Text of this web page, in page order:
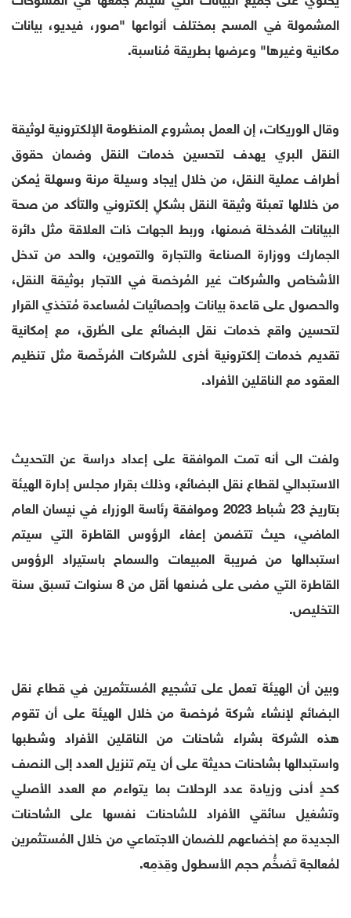
المشمولة في المسح بمختلف أنواعها "صور، فيديو، بيانات
مكانية وغيرها" وعرضها بطريقة مُناسبة.
وقال الوريكات، إن العمل بمشروع المنظومة الإلكترونية لوثيقة
النقل البري يهدف لتحسين خدمات النقل وضمان حقوق
أطراف عملية النقل، من خلال إيجاد وسيلة مرنة وسهلة يُمكن
من خلالها تعبئة وثيقة النقل بشكلٍ إلكتروني والتأكد من صحة
البيانات المُدخلة ضمنها، وربط الجهات ذات العلاقة مثل دائرة
الجمارك ووزارة الصناعة والتجارة والتموين، والحد من تدخل
الأشخاص والشركات غير المُرخصة في الاتجار بوثيقة النقل،
والحصول على قاعدة بيانات وإحصائيات لمُساعدة مُتخذي القرار
لتحسين واقع خدمات نقل البضائع على الطُرق، مع إمكانية
تقديم خدمات إلكترونية أخرى للشركات المُرخّصة مثل تنظيم
العقود مع الناقلين الأفراد.
ولفت الى أنه تمت الموافقة على إعداد دراسة عن التحديث
الاستبدالي لقطاع نقل البضائع، وذلك بقرار مجلس إدارة الهيئة
بتاريخ 23 شباط 2023 وموافقة رِئاسة الوزراء في نيسان العام
الماضي، حيث تتضمن إعفاء الرؤوس القاطرة التي سيتم
استبدالها من ضريبة المبيعات والسماح باستيراد الرؤوس
القاطرة التي مضى على صُنعها أقل من 8 سنوات تسبق سنة
التخليص.
وبين أن الهيئة تعمل على تشجيع المُستثمرين في قطاع نقل
البضائع لإنشاء شركة مُرخصة من خلال الهيئة على أن تقوم
هذه الشركة بشراء شاحنات من الناقلين الأفراد وشطبها
واستبدالها بشاحنات حديثة على أن يتم تنزيل العدد إلى النصف
كحدٍ أدنى وزيادة عدد الرحلات بما يتواءم مع العدد الأصلي
وتشغيل سائقي الأفراد للشاحنات نفسها على الشاحنات
الجديدة مع إخضاعهم للضمان الاجتماعي من خلال المُستثمرين
لمُعالجة تَضخُّم حجم الأسطول وقِدَمِه.